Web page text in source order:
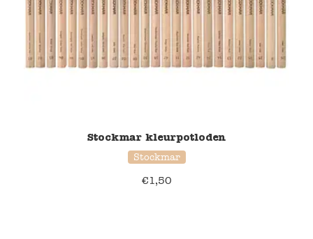
Stockmar kleurpotloden
Stockmar
€1,50